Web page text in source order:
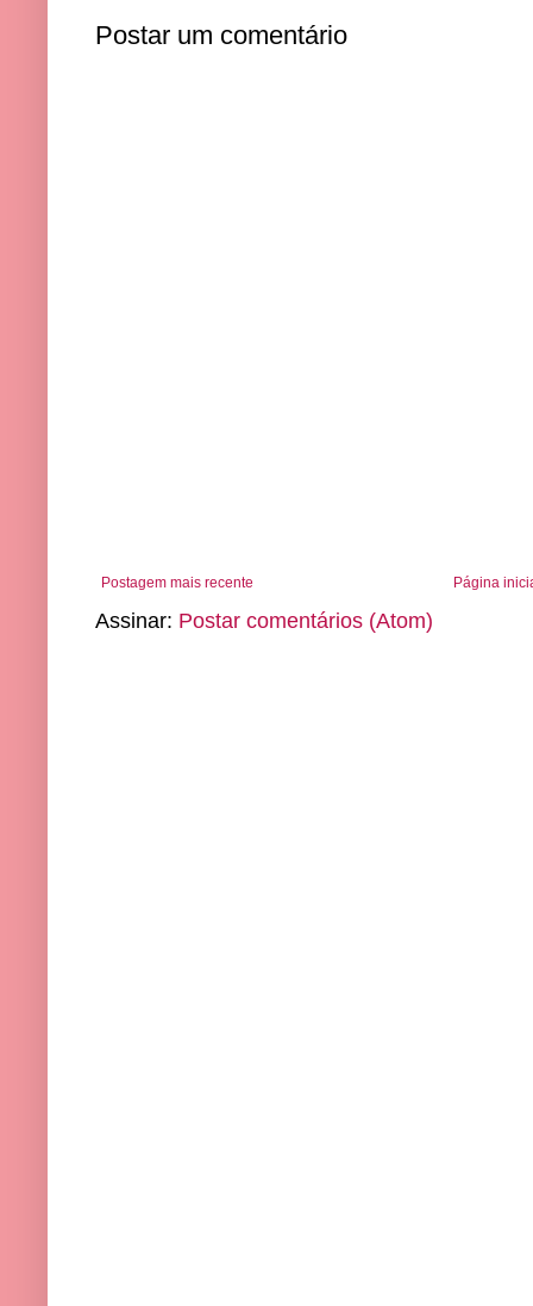
Postar um comentário
Postagem mais recente Página
Assinar: Postar comentários (Atom)